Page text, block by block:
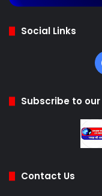
Social Links
Subscribe to
Contact Us